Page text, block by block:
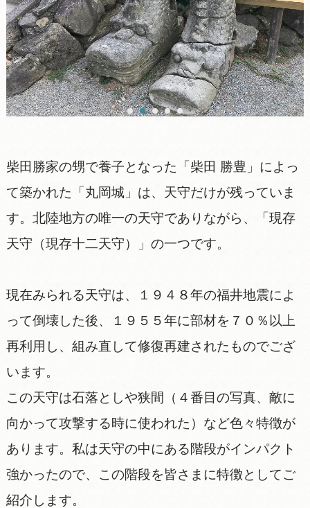
柴田勝家の甥で養子となった「柴田 勝豊」によっ
て築かれた「丸岡城」は、天守だけが残っていま
す。北陸地方の唯一の天守でありながら、「現存
天守（現存十二天守）」の一つです。
現在みられる天守は、１９４８年の福井地震によ
って倒壊した後、１９５５年に部材を７０％以上
再利用し、組み直して修復再建されたものでござ
います。
この天守は石落としや狭間（４番目の写真、敵に
向かって攻撃する時に使われた）など色々特徴が
あります。私は天守の中にある階段がインパクト
強かったので、この階段を皆さまに特徴としてご
紹介します。